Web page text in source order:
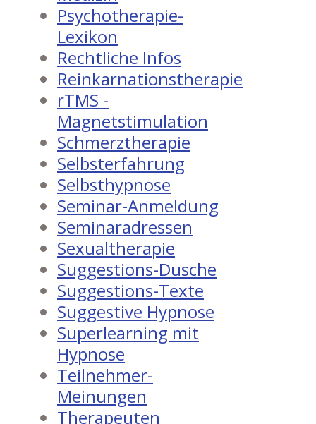
Psychotherapie-
Lexikon
Rechtliche Infos
Reinkarnationstherapie
rTMS -
Magnetstimulation
Schmerztherapie
Selbsterfahrung
Selbsthypnose
Seminar-Anmeldung
Seminaradressen
Sexualtherapie
Suggestions-Dusche
Suggestions-Texte
Suggestive Hypnose
Superlearning mit
Hypnose
Teilnehmer-
Meinungen
Therapeuten